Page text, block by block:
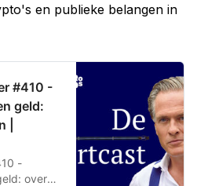
en publieke belangen in
#410 -
geld:
|
-
over